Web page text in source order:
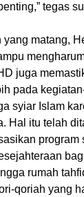
tegas
yang matang,
juga
pada
syiar Islam
Hal itu telah
program
rumah
qoriah yang